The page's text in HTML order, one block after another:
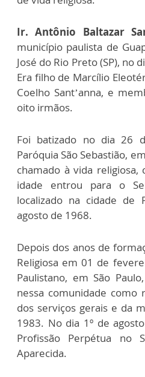
Ir. Antônio Baltazar
município paulista de
José do Rio Preto (SP), no
Era filho de Marcílio
Coelho Sant’anna, e
oito irmãos.
Foi batizado no dia 26
Paróquia São Sebastião,
chamado à vida religiosa,
idade entrou para o
localizado na cidade de
agosto de 1968.
Depois dos anos de
Religiosa em 01 de
Paulistano, em São
nessa comunidade como
dos serviços gerais e da
1983. No dia 1º de
Profissão Perpétua no
Aparecida.